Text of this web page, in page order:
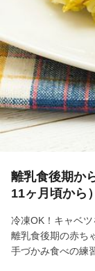
離乳食後期か
11ヶ月頃から
冷凍OK！キャベ
離乳食後期の赤ち
手づかみ食べの練